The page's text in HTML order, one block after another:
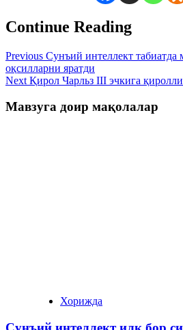
Continue Reading
Previous Сунъий интеллект табиатда
оқсилларни яратди
Next Қирол Чарльз III эчкига
Мавзуга доир мақолалар
Хорижда